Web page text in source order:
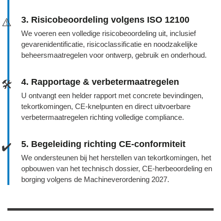
⚠️ 3. Risicobeoordeling volgens ISO 12100
We voeren een volledige risicobeoordeling uit, inclusief
gevarenidentificatie, risicoclassificatie en noodzakelijke
beheersmaatregelen voor ontwerp, gebruik en onderhoud.
🛠️ 4. Rapportage & verbetermaatregelen
U ontvangt een helder rapport met concrete bevindingen,
tekortkomingen, CE‑knelpunten en direct uitvoerbare
verbetermaatregelen richting volledige compliance.
✔️ 5. Begeleiding richting CE‑conformiteit
We ondersteunen bij het herstellen van tekortkomingen, het
opbouwen van het technisch dossier, CE‑herbeoordeling en
borging volgens de Machineverordening 2027.